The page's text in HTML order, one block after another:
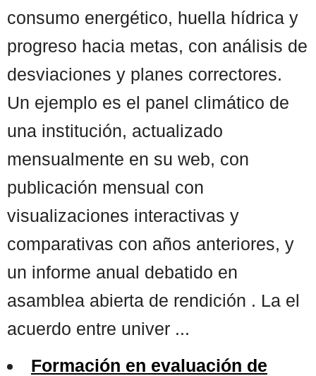
consumo energético, huella hídrica y
progreso hacia metas, con análisis de
desviaciones y planes correctores.
Un ejemplo es el panel climático de
una institución, actualizado
mensualmente en su web, con
publicación mensual con
visualizaciones interactivas y
comparativas con años anteriores, y
un informe anual debatido en
asamblea abierta de rendición . La el
acuerdo entre univer ...
Formación en evaluación de